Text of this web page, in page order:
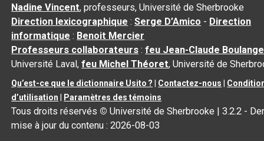
Nadine Vincent, professeurs, Université de Sherbrooke
Direction lexicographique :Serge D’Amico - Direction
informatique : Benoit Mercier
Professeurs collaborateurs :feu Jean-Claude
Université Laval,feu Michel Théoret, Université de
Qu’est-ce que le dictionnaire Usito ? Contactez-nous
d’utilisation
Paramètres des témoins
Tous droits réservés © Université de Sherbrooke |3.2.2 -
mise à jour du contenu :2026-08-03